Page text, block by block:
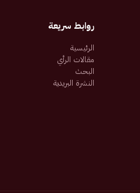
روابط سريعة
الرئيسية
مقالات الرأي
البحث
النشرة البريدية